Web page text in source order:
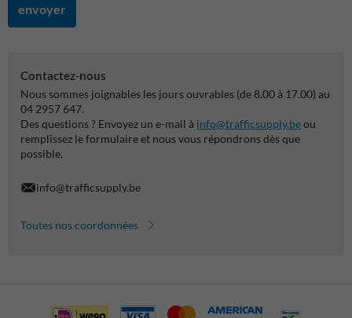
envoyer
Contactez-nous
Nous sommes joignables les jours ouvrables (de 8.00 à 17.00) au
04 2957 647.
Des questions ? Envoyez un e-mail à info@trafficsupply.beou
remplissez le formulaire et nous vous répondrons dès que
possible.
info@trafficsupply.be
Toutes nos coordonnées